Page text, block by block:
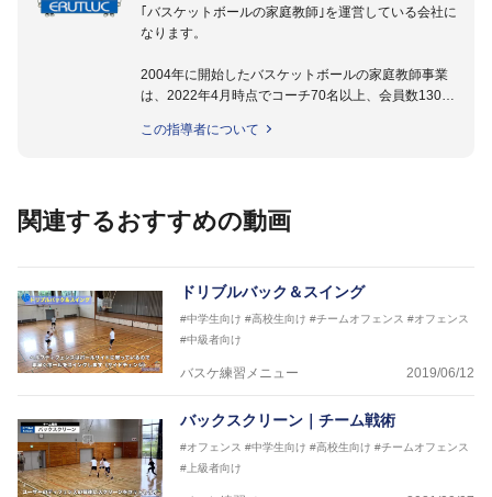
｢バスケットボールの家庭教師｣を運営している会社に
なります。
2004年に開始したバスケットボールの家庭教師事業
は、2022年4月時点でコーチ70名以上、会員数1300
指導実績多数・各地講習会なども担当しており、「は
など多くの書籍・DVDも監修しています。
2016年U12ナショナルキャンプヘッドコーチ
2016年U13ナショナルキャンプヘッドコーチ
2016年男子日本代表サポートコーチ
2017年U12ナショナルキャンプヘッドコーチ
2017年U13ナショナルキャンプヘッドコーチ
リーコーチ
2018年U12ナショナルキャンプヘッドコーチ
2018年U13ナショナルキャンプヘッドコーチ
2018年～2021年男子日本代表サポートコーチ
この指導者について
関連するおすすめの動画
ドリブルバック＆スイング
#中学生向け #高校生向け #チームオフェンス #オフェンス
#中級者向け
バスケ練習メニュー 2019/06/12
バックスクリーン｜チーム戦術
#オフェンス #中学生向け #高校生向け #チームオフェンス
#上級者向け